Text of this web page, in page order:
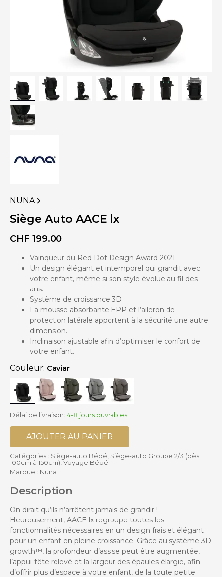
VOIR
PLUS
DE
DE
NUNA
Siège Auto AACE lx
CHF 199.00
Vainqueur du Red Dot Design Award 2021
Un design élégant et intemporel qui grandit avec
votre enfant, même si son style évolue au fil des
ans.
Système de croissance 3D
La mousse absorbante EPP et l’aileron de
protection latérale apportent à la sécurité une autre
dimension.
Inclinaison ajustable afin d’optimiser le confort de
votre enfant.
Couleur: Caviar
Délai de livraison: 4-8 jours ouvrables
AJOUTER AU PANIER
Catégories : Siège-auto Bébé Siège-auto Groupe 2/3 (dès
100cm à 150cm) Voyage Bébé
Marque : Nuna
Description
On dirait qu’ils n’arrêtent jamais de grandir !
Heureusement, AACE lx regroupe toutes les
fonctionnalités nécessaires en un design frais et élégant
pour un enfant en pleine croissance. Grâce au système 3D
growth™, la profondeur d’assise peut être augmentée,
l’appui-tête relevé et la largeur des épaules élargie, afin
d’offrir plus d’espace à votre enfant, de la toute petite